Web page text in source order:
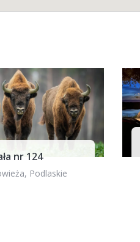
nr 124
, Podlaskie